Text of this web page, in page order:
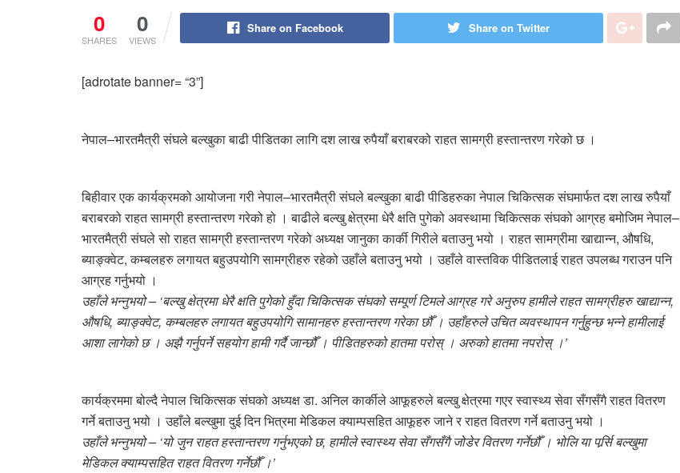
0
SHARES
0
VIEWS
Share on Facebook Share on Twitter
[adrotate banner= “3”]
नेपाल–भारतमैत्री संघले बल्खुका बाढी पीडितका लागि दश लाख रुपैयाँ बराबरको राहत सामग्री हस्तान्तरण गरेको छ ।
बिहीवार एक कार्यक्रमको आयोजना गरी नेपाल–भारतमैत्री संघले बल्खुका बाढी पीडिहरुका नेपाल चिकित्सक संघमार्फत दश लाख रुपैयाँ
बराबरको राहत सामग्री हस्तान्तरण गरेको हो । बाढीले बल्खु क्षेत्रमा धेरै क्षति पुगेको अवस्थामा चिकित्सक संघको आग्रह बमोजिम नेपाल–
भारतमैत्री संघले सो राहत सामग्री हस्तान्तरण गरेको अध्यक्ष जानुका कार्की गिरीले बताउनु भयो । राहत सामग्रीमा खाद्यान्न, औषधि,
ब्याङ्क्वेट, कम्बलहरु लगायत बहुउपयोगि सामग्रीहरु रहेको उहाँले बताउनु भयो । उहाँले वास्तविक पीडितलाई राहत उपलब्ध गराउन पनि
आग्रह गर्नुभयो ।
उहाँले भन्नुभयो – ‘बल्खु क्षेत्रमा धेरै क्षति पुगेको हुँदा चिकित्सक संघको सम्पूर्ण टिमले आग्रह गरे अनुरुप हामीले राहत सामग्रीहरु खाद्यान्न,
औषधि, ब्याङ्क्वेट, कम्बलहरु लगायत बहुउपयोगि सामानहरु हस्तान्तरण गरेका छौँ । उहाँहरुले उचित व्यवस्थापन गर्नुहुन्छ भन्ने हामीलाई
आशा लागेको छ । अझै गर्नुपर्ने सहयोग हामी गर्दै जान्छौँ । पीडितहरुको हातमा परोस् । अरुको हातमा नपरोस् ।’
कार्यक्रममा बोल्दै नेपाल चिकित्सक संघको अध्यक्ष डा. अनिल कार्कीले आफूहरुले बल्खु क्षेत्रमा गएर स्वास्थ्य सेवा सँगसँगै राहत वितरण
गर्ने बताउनु भयो । उहाँले बल्खुमा दुई दिन भित्रमा मेडिकल क्याम्पसहित आफूहरु जाने र राहत वितरण गर्ने बताउनु भयो ।
उहाँले भन्नुभयो – ‘यो जुन राहत हस्तान्तरण गर्नुभएको छ, हामीले स्वास्थ्य सेवा सँगसँगै जोडेर वितरण गर्नेछौँ । भोलि या पर्र्सि बल्खुमा
मेडिकल क्याम्पसहित राहत वितरण गर्नेछौँ ।’